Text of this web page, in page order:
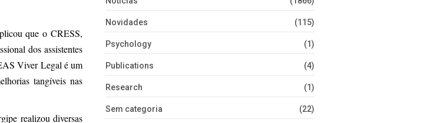
que o CRESS,
dos assistentes
Viver Legal é um
tangíveis nas
realizou diversas
Novidades (115)
Psychology (1)
Publications (4)
Research (1)
Sem categoria (22)